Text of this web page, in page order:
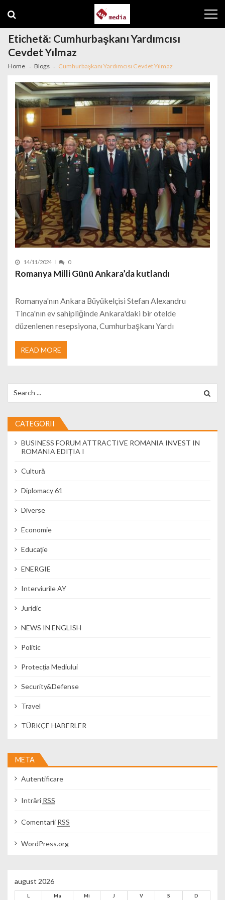
Etichetă: Cumhurbaşkanı Yardımcısı
Cevdet Yılmaz
Home Blogs Cumhurbaşkanı Yardımcısı Cevdet Yılmaz
14/11/2024 0
Romanya Milli Günü Ankara’da kutlandı
Romanya'nın Ankara Büyükelçisi Stefan Alexandru
Tinca'nın ev sahipliğinde Ankara'daki bir otelde
düzenlenen resepsiyona, Cumhurbaşkanı Yardı
READ MORE
CATEGORII
BUSINESS FORUM ATTRACTIVE ROMANIA INVEST IN
ROMANIA EDIȚIA I
Cultură
Diplomacy 61
Diverse
Economie
Educație
ENERGIE
Interviurile AY
Juridic
NEWS IN ENGLISH
Politic
Protecția Mediului
Security&Defense
Travel
TÜRKÇE HABERLER
META
Autentificare
Intrări RSS
Comentarii RSS
WordPress.org
august 2026
L Ma Mi J V S D